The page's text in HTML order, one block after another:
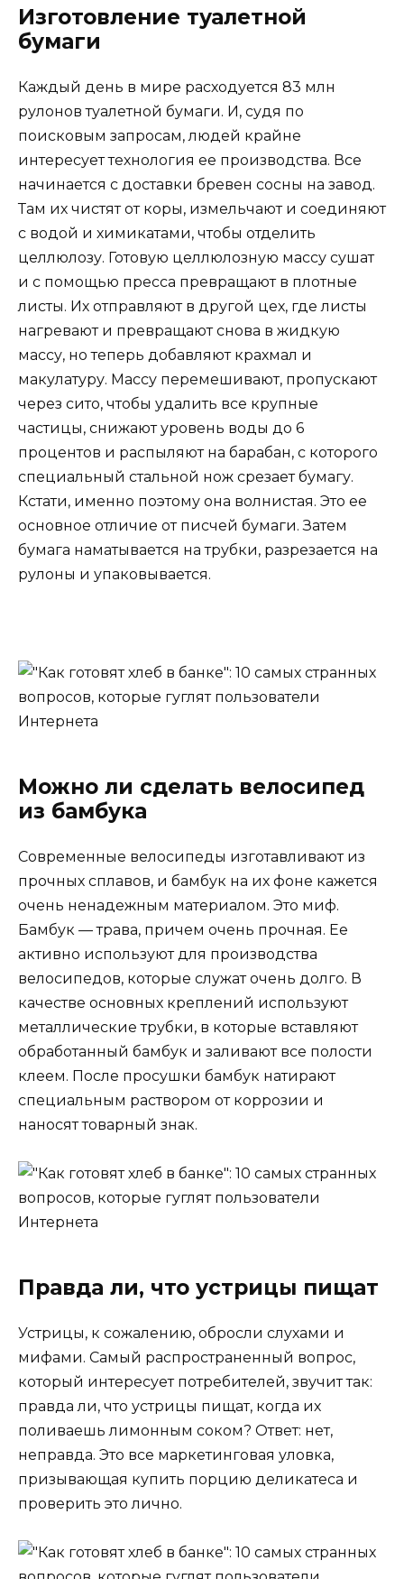
Изготовление туалетной
бумаги
Каждый день в мире расходуется 83 млн
рулонов туалетной бумаги. И, судя по
поисковым запросам, людей крайне
интересует технология ее производства. Все
начинается с доставки бревен сосны на завод.
Там их чистят от коры, измельчают и соединяют
с водой и химикатами, чтобы отделить
целлюлозу. Готовую целлюлозную массу сушат
и с помощью пресса превращают в плотные
листы. Их отправляют в другой цех, где листы
нагревают и превращают снова в жидкую
массу, но теперь добавляют крахмал и
макулатуру. Массу перемешивают, пропускают
через сито, чтобы удалить все крупные
частицы, снижают уровень воды до 6
процентов и распыляют на барабан, с которого
специальный стальной нож срезает бумагу.
Кстати, именно поэтому она волнистая. Это ее
основное отличие от писчей бумаги. Затем
бумага наматывается на трубки, разрезается на
рулоны и упаковывается.
Можно ли сделать велосипед
из бамбука
Современные велосипеды изготавливают из
прочных сплавов, и бамбук на их фоне кажется
очень ненадежным материалом. Это миф.
Бамбук — трава, причем очень прочная. Ее
активно используют для производства
велосипедов, которые служат очень долго. В
качестве основных креплений используют
металлические трубки, в которые вставляют
обработанный бамбук и заливают все полости
клеем. После просушки бамбук натирают
специальным раствором от коррозии и
наносят товарный знак.
Правда ли, что устрицы пищат
Устрицы, к сожалению, обросли слухами и
мифами. Самый распространенный вопрос,
который интересует потребителей, звучит так:
правда ли, что устрицы пищат, когда их
поливаешь лимонным соком? Ответ: нет,
неправда. Это все маркетинговая уловка,
призывающая купить порцию деликатеса и
проверить это лично.